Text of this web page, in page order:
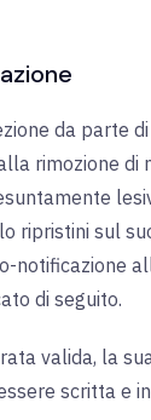
da parte
rimozione di
ripristini sul
notificazione
di seguito.
valida, la
scritta e